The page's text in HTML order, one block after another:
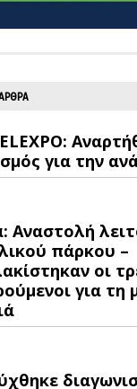
για την
Αναστολή
πάρκου –
οι
για τη